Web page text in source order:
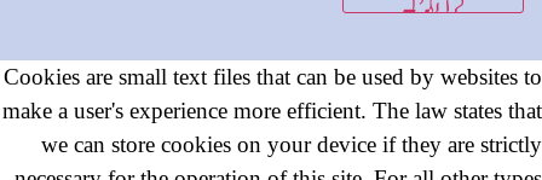
Cookies are small text files that can be used by websites to
make a user's experience more efficient. The law states that
we can store cookies on your device if they are strictly